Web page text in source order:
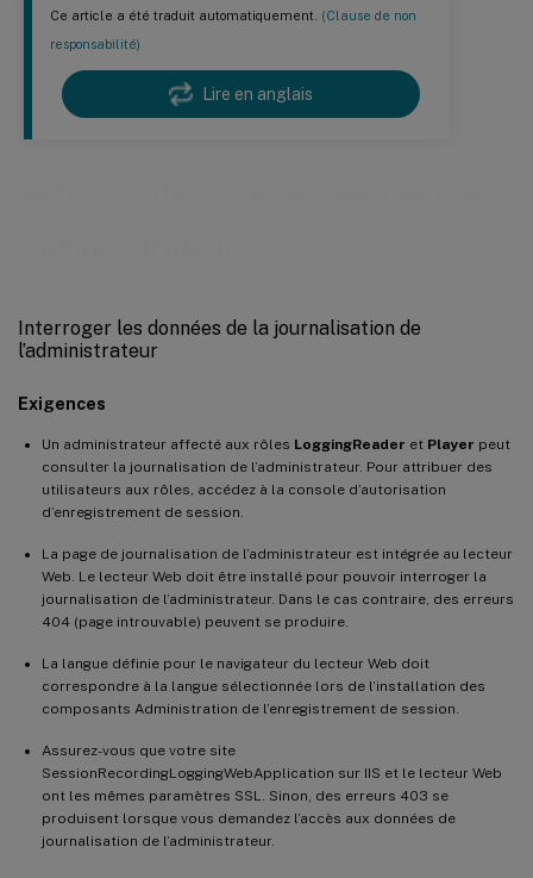
Ce article a été traduit automatiquement. (Clause de non
responsabilité)
Lire en anglais
Interroger les données de la journalisation de
l’administrateur
Exigences
Un administrateur affecté aux rôles LoggingReader et Player peut
consulter la journalisation de l’administrateur. Pour attribuer des
utilisateurs aux rôles, accédez à la console d’autorisation
d’enregistrement de session.
La page de journalisation de l’administrateur est intégrée au lecteur
Web. Le lecteur Web doit être installé pour pouvoir interroger la
journalisation de l’administrateur. Dans le cas contraire, des erreurs
404 (page introuvable) peuvent se produire.
La langue définie pour le navigateur du lecteur Web doit
correspondre à la langue sélectionnée lors de l’installation des
composants Administration de l’enregistrement de session.
Assurez-vous que votre site
SessionRecordingLoggingWebApplication sur IIS et le lecteur Web
ont les mêmes paramètres SSL. Sinon, des erreurs 403 se
produisent lorsque vous demandez l’accès aux données de
journalisation de l’administrateur.